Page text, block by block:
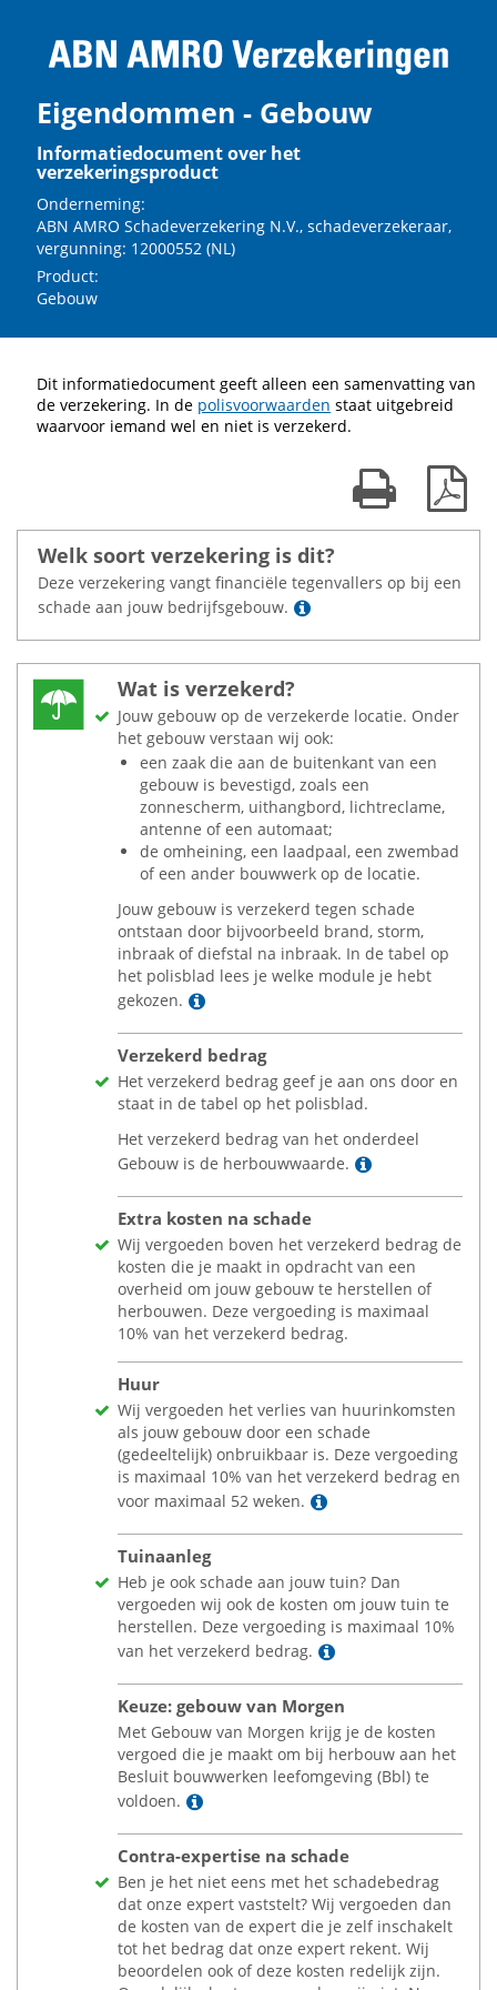
Eigendommen - Gebouw
Informatiedocument over het
verzekeringsproduct
Onderneming:
ABN AMRO Schadeverzekering N.V., schadeverzekeraar,
vergunning: 12000552 (NL)
Product:
Gebouw
Dit informatiedocument geeft alleen een samenvatting van
de verzekering. In de polisvoorwaarden staat uitgebreid
waarvoor iemand wel en niet is verzekerd.
Print kaart
Welk soort verzekering is dit?
Deze verzekering vangt financiële tegenvallers op bij een
schade aan jouw bedrijfsgebouw.
Lees meer
Wat is verzekerd?
Jouw gebouw op de verzekerde locatie. Onder
het gebouw verstaan wij ook:
een zaak die aan de buitenkant van een
gebouw is bevestigd, zoals een
zonnescherm, uithangbord, lichtreclame,
antenne of een automaat;
de omheining, een laadpaal, een zwembad
of een ander bouwwerk op de locatie.
Jouw gebouw is verzekerd tegen schade
ontstaan door bijvoorbeeld brand, storm,
inbraak of diefstal na inbraak. In de tabel op
het polisblad lees je welke module je hebt
gekozen.
Lees meer
Verzekerd bedrag
Het verzekerd bedrag geef je aan ons door en
staat in de tabel op het polisblad.
Het verzekerd bedrag van het onderdeel
Gebouw is de herbouwwaarde.
Lees meer
Extra kosten na schade
Wij vergoeden boven het verzekerd bedrag de
kosten die je maakt in opdracht van een
overheid om jouw gebouw te herstellen of
herbouwen. Deze vergoeding is maximaal
10% van het verzekerd bedrag.
Huur
Wij vergoeden het verlies van huurinkomsten
als jouw gebouw door een schade
(gedeeltelijk) onbruikbaar is. Deze vergoeding
is maximaal 10% van het verzekerd bedrag en
voor maximaal 52 weken.
Lees meer
Tuinaanleg
Heb je ook schade aan jouw tuin? Dan
vergoeden wij ook de kosten om jouw tuin te
herstellen. Deze vergoeding is maximaal 10%
van het verzekerd bedrag.
Lees meer
Keuze: gebouw van Morgen
Met Gebouw van Morgen krijg je de kosten
vergoed die je maakt om bij herbouw aan het
Besluit bouwwerken leefomgeving (Bbl) te
voldoen.
Lees meer
Contra-expertise na schade
Ben je het niet eens met het schadebedrag
dat onze expert vaststelt? Wij vergoeden dan
de kosten van de expert die je zelf inschakelt
tot het bedrag dat onze expert rekent. Wij
beoordelen ook of deze kosten redelijk zijn.